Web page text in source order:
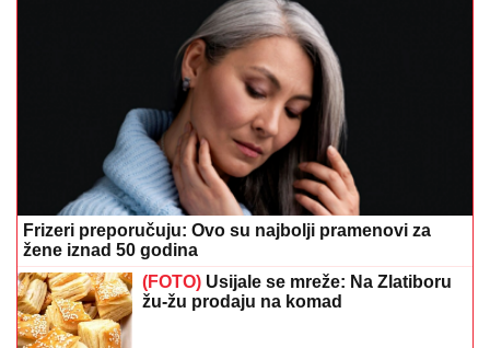
Frizeri preporučuju: Ovo su najbolji pramenovi za
žene iznad 50 godina
(FOTO) Usijale se mreže: Na Zlatiboru
žu-žu prodaju na komad